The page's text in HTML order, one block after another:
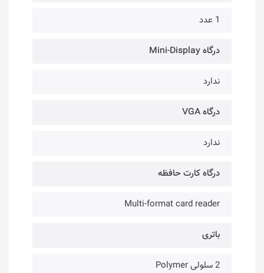
1 عدد
درگاه Mini-Display
ندارد
درگاه VGA
ندارد
درگاه کارت حافظه
Multi-format card reader
باتری
2 سلولی Polymer